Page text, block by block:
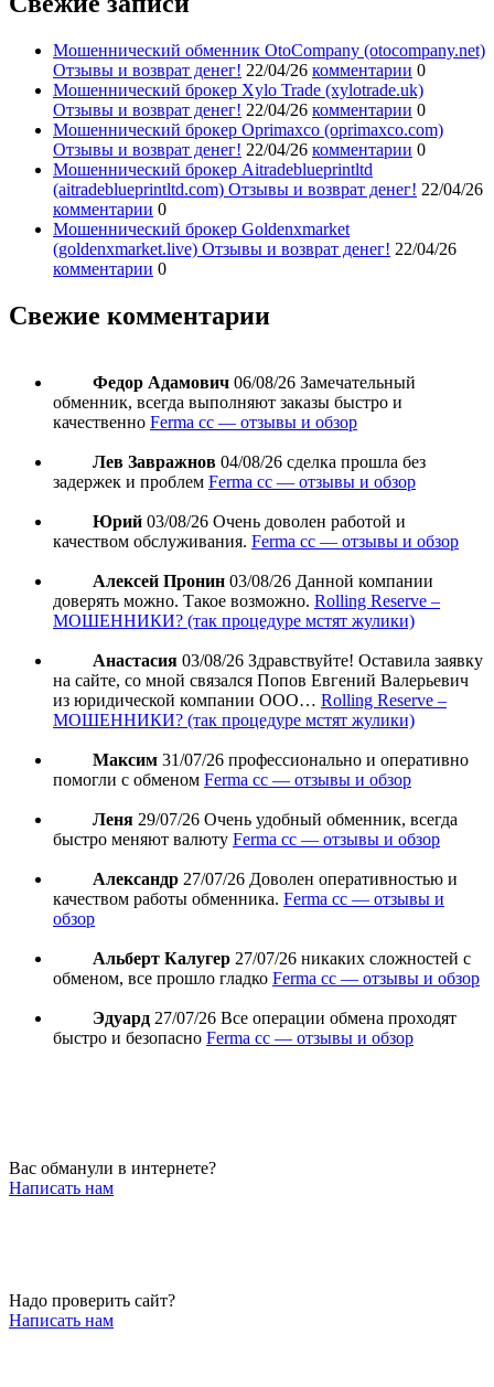
Мошеннический обменник OtoCompany (otocompany.net)
Отзывы и возврат денег! 22/04/26 комментарии 0
Мошеннический брокер Xylo Trade (xylotrade.uk)
Отзывы и возврат денег! 22/04/26 комментарии 0
Мошеннический брокер Oprimaxco (oprimaxco.com)
Отзывы и возврат денег! 22/04/26 комментарии 0
Мошеннический брокер Aitradeblueprintltd
(aitradeblueprintltd.com) Отзывы и возврат денег! 22/04/26
комментарии 0
Мошеннический брокер Goldenxmarket
(goldenxmarket.live) Отзывы и возврат денег! 22/04/26
комментарии 0
Свежие комментарии
Федор Адамович 06/08/26 Замечательный
обменник, всегда выполняют заказы быстро и
качественно Ferma cc — отзывы и обзор
Лев Завражнов 04/08/26 сделка прошла без
задержек и проблем Ferma cc — отзывы и обзор
Юрий 03/08/26 Очень доволен работой и
качеством обслуживания. Ferma cc — отзывы и обзор
Алексей Пронин 03/08/26 Данной компании
доверять можно. Такое возможно. Rolling Reserve –
МОШЕННИКИ? (так процедуре мстят жулики)
Анастасия 03/08/26 Здравствуйте! Оставила заявку
на сайте, со мной связался Попов Евгений Валерьевич
из юридической компании ООО… Rolling Reserve –
МОШЕННИКИ? (так процедуре мстят жулики)
Максим 31/07/26 профессионально и оперативно
помогли с обменом Ferma cc — отзывы и обзор
Леня 29/07/26 Очень удобный обменник, всегда
быстро меняют валюту Ferma cc — отзывы и обзор
Александр 27/07/26 Доволен оперативностью и
качеством работы обменника. Ferma cc — отзывы и
обзор
Альберт Калугер 27/07/26 никаких сложностей с
обменом, все прошло гладко Ferma cc — отзывы и обзор
Эдуард 27/07/26 Все операции обмена проходят
быстро и безопасно Ferma cc — отзывы и обзор
Вас обманули в интернете?
Написать нам
Надо проверить сайт?
Написать нам